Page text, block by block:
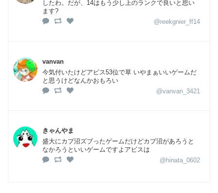
したわ。だが、14はもう少し上のランクで良いと思い
ます?
@reekgnier_ff14
vanvan
今気付いたけどアビス53位で草 いやまぁいいゲームだ
と思うけどなんかおもろい
@vanvan_3421
きゃんやま
盛大にカプ沼ズブったゲームだけどカプ沼があろうと
なかろうといいゲームですよアビスは
@hinata_0602